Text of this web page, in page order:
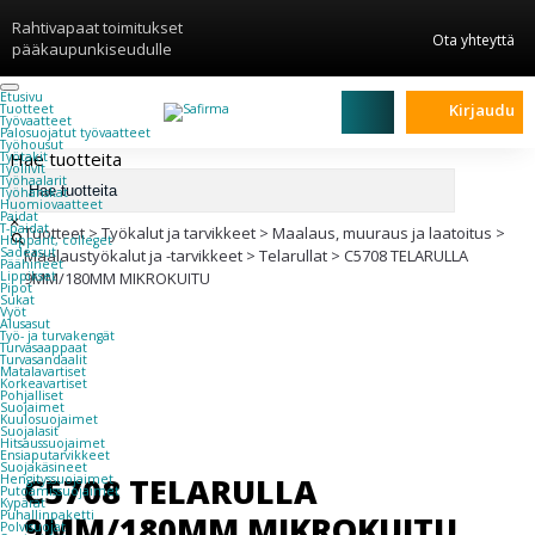
Rahtivapaat toimitukset
pääkaupunkiseudulle
Ota yhteyttä
Etusivu
Tuotteet
Työvaatteet
Palosuojatut työvaatteet
Työhousut
Työtakit
Työliivit
Työhaalarit
Työhanskat
Huomiovaatteet
Paidat
T-paidat
Hupparit, colleget
Sadeasut
Päähineet
Lippikset
Pipot
Sukat
Vyöt
Alusasut
Työ- ja turvakengät
Turvasaappaat
Turvasandaalit
Matalavartiset
Korkeavartiset
Pohjalliset
Suojaimet
Kuulosuojaimet
Suojalasit
Hitsaussuojaimet
Ensiaputarvikkeet
Suojakäsineet
Hengityssuojaimet
Putoamissuojaimet
Kypärät
Puhallinpaketti
Polvisuojat
Kirjaudu
Hae tuotteita
×
Tuotteet>Työkalut ja tarvikkeet > Maalaus, muuraus ja laatoitus >
Maalaustyökalut ja -tarvikkeet > Telarullat > C5708 TELARULLA
9MM/180MM MIKROKUITU
C5708 TELARULLA